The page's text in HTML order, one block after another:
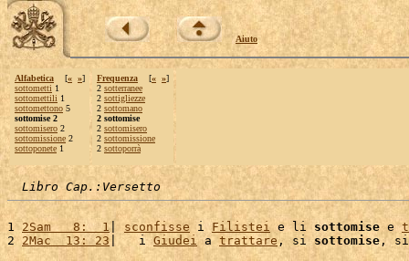
Aiuto
Alfabetica [« »]
sottometti 1
sottomettili 1
sottomettono 5
sottomise 2
sottomisero 2
sottomissione 2
sottoponete 1
Frequenza [« »]
2 sotterranee
2 sottigliezze
2 sottomano
2 sottomise
2 sottomisero
2 sottomissione
2 sottoporrà
Libro Cap.:Versetto
1 2Sam   8:  1| sconfisse i Filistei e li sottomise e
2 2Mac  13: 23 |   i Giudei a trattare , si sottomise, si